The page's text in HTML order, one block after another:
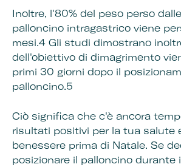
Inoltre, l'80% del peso perso
palloncino intragastrico viene
mesi.4 Gli studi dimostrano
dell'obiettivo di dimagrimento
primi 30 giorni dopo il
palloncino.5
Ciò significa che c'è ancora
risultati positivi per la tua salute
benessere prima di Natale. Se
posizionare il palloncino durante